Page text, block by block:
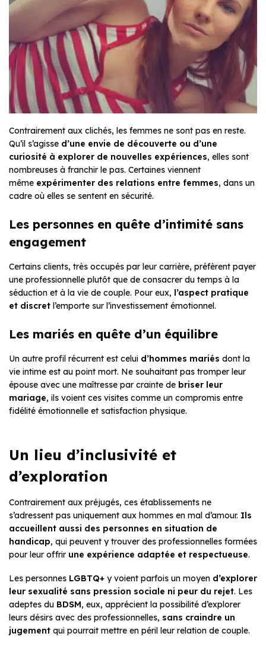
Contrairement aux clichés, les femmes ne sont pas en reste.
Qu’il s’agisse d’une envie de découverte ou d’une
curiosité à explorer de nouvelles expériences, elles sont
nombreuses à franchir le pas. Certaines viennent
même expérimenter des relations entre femmes, dans un
cadre où elles se sentent en sécurité.
Les personnes en quête d’intimité sans
engagement
Certains clients, très occupés par leur carrière, préfèrent payer
une professionnelle plutôt que de consacrer du temps à la
séduction et à la vie de couple. Pour eux, l’aspect pratique
et discret l’emporte sur l’investissement émotionnel.
Les mariés en quête d’un équilibre
Un autre profil récurrent est celui d’hommes mariés dont la
vie intime est au point mort. Ne souhaitant pas tromper leur
épouse avec une maîtresse par crainte de briser leur
mariage, ils voient ces visites comme un compromis entre
fidélité émotionnelle et satisfaction physique.
Un lieu d’inclusivité et
d’exploration
Contrairement aux préjugés, ces établissements ne
s’adressent pas uniquement aux hommes en mal d’amour. Ils
accueillent aussi des personnes en situation de
handicap, qui peuvent y trouver des professionnelles formées
pour leur offrir une expérience adaptée et respectueuse.
Les personnes LGBTQ+ y voient parfois un moyen d’explorer
leur sexualité sans pression sociale ni peur du rejet. Les
adeptes du BDSM, eux, apprécient la possibilité d’explorer
leurs désirs avec des professionnelles, sans craindre un
jugement qui pourrait mettre en péril leur relation de couple.